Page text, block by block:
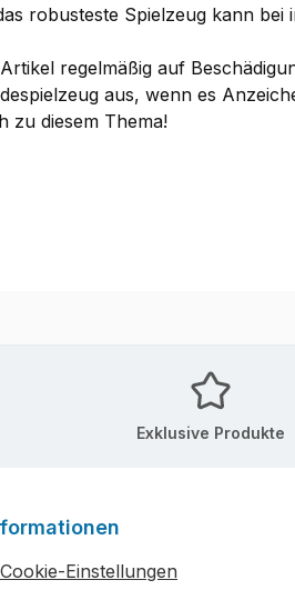
robusteste Spielzeug kann bei
regelmäßig auf
aus, wenn es
zu diesem Thema!
Exklusive Produkte
Cookie-Einstellungen